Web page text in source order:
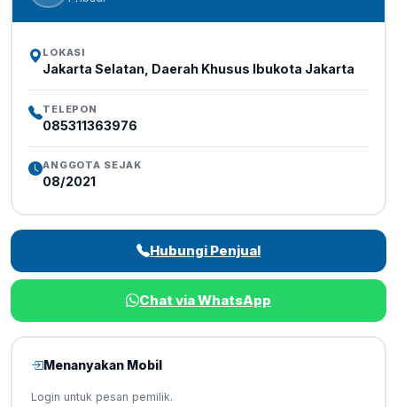
LOKASI
Jakarta Selatan, Daerah Khusus Ibukota Jakarta
TELEPON
085311363976
ANGGOTA SEJAK
08/2021
Hubungi Penjual
Chat via WhatsApp
Menanyakan Mobil
Login untuk pesan pemilik.